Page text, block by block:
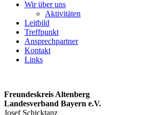
Wir über uns
Aktivitäten
Leitbild
Treffpunkt
Ansprechpartner
Kontakt
Links
Freundeskreis Altenberg
Landesverband Bayern e.V.
Josef Schicktanz